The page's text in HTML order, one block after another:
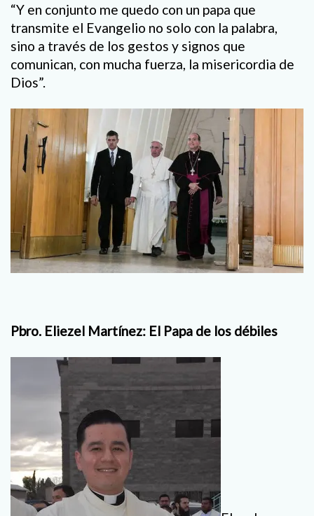
“Y en conjunto me quedo con un papa que
transmite el Evangelio no solo con la palabra,
sino a través de los gestos y signos que
comunican, con mucha fuerza, la misericordia de
Dios”.
Pbro. Eliezel Martínez: El Papa de los débiles